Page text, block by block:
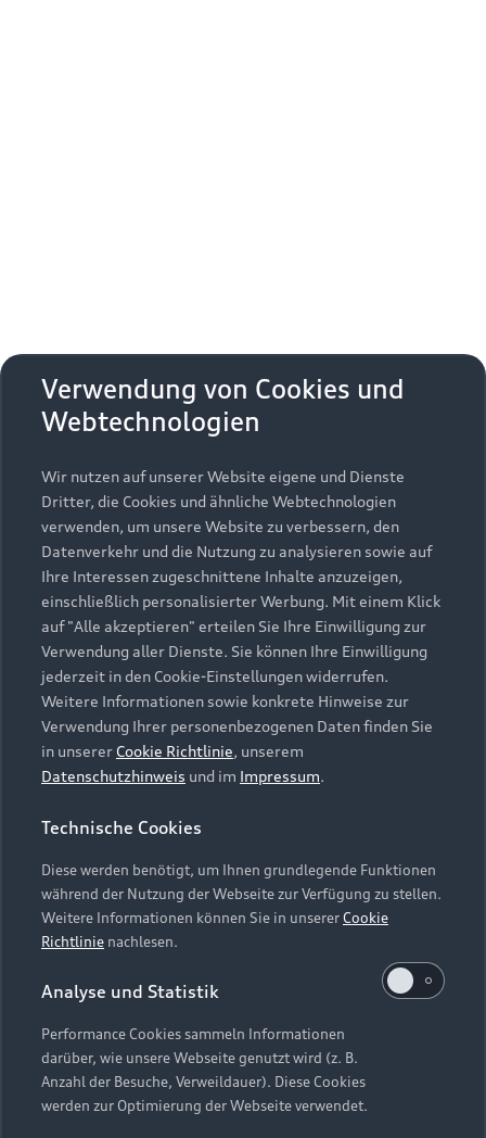
Zurück nach oben
Modelle
Alle Modelle
Modelle vergleichen
Elektromodelle
Plug-in-Hybride
Kaufen & leasen
Neuwagensuche
Gebrauchtwagensuche
Gebrauchtwagen
Finanzierung
Aktionen & Angebote
Geschäftskunden
Service & Zubehör
Saisonale Angebote
Audi Services
Garantie
Audi digital services
myAudi
Support
Kundenservice
Händlersuche
Audi Code
Online-Terminvereinbarung
Servicekontakt
Vertrag widerrufen
Über Audi
Unternehmen
Karriere
Investor Relations
Presse & Media Center
Datenschutz
Audi erleben
Newsletter
Impressum Rechtliches
Hinweisgebersystem
Datenschutzinformation
Cookie-Einstellungen
Cookie-Richtlinie
Barrierefreiheit
Hinweis: Die aktuelle Darstellung und Anordnung der
Embleme am Fahrzeug bei allen Abbildungen auf dieser
Webseite kann abweichen.
Verwendung von Cookies und
Webtechnologien
Wir nutzen auf unserer Website eigene und Dienste
Dritter, die Cookies und ähnliche Webtechnologien
verwenden, um unsere Website zu verbessern, den
Datenverkehr und die Nutzung zu analysieren sowie auf
Ihre Interessen zugeschnittene Inhalte anzuzeigen,
einschließlich personalisierter Werbung. Mit einem Klick
auf "Alle akzeptieren" erteilen Sie Ihre Einwilligung zur
Verwendung aller Dienste. Sie können Ihre Einwilligung
jederzeit in den Cookie-Einstellungen widerrufen.
Weitere Informationen sowie konkrete Hinweise zur
Verwendung Ihrer personenbezogenen Daten finden Sie
in unserer Cookie Richtlinie, unserem
Datenschutzhinweis und im Impressum.
Technische Cookies
Diese werden benötigt, um Ihnen grundlegende Funktionen
während der Nutzung der Webseite zur Verfügung zu stellen.
Weitere Informationen können Sie in unsererCookie
Richtlinie nachlesen.
Analyse und Statistik
Performance Cookies sammeln Informationen
darüber, wie unsere Webseite genutzt wird (z. B.
Anzahl der Besuche, Verweildauer). Diese Cookies
werden zur Optimierung der Webseite verwendet.